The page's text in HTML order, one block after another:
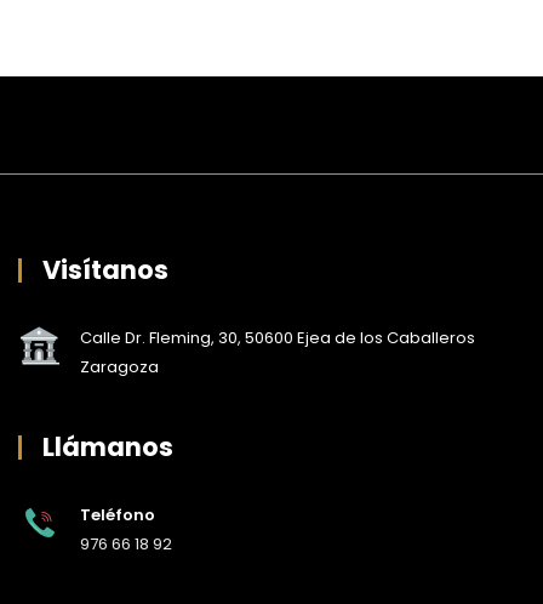
Visítanos
Calle Dr. Fleming, 30, 50600 Ejea de los Caballeros
Zaragoza
Llámanos
Teléfono
976 66 18 92